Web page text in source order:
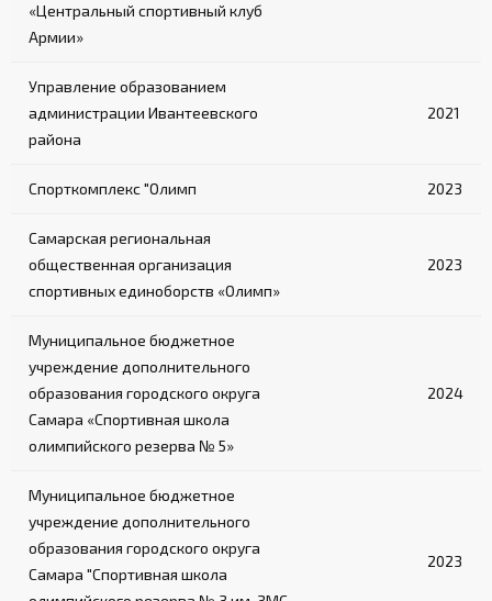
«Центральный спортивный клуб
Армии»
Управление образованием
администрации Ивантеевского
района
2021
Спорткомплекс "Олимп 2023
Самарская региональная
общественная организация
спортивных единоборств «Олимп»
2023
Муниципальное бюджетное
учреждение дополнительного
образования городского округа
Самара «Спортивная школа
олимпийского резерва № 5»
2024
Муниципальное бюджетное
учреждение дополнительного
образования городского округа
Самара "Спортивная школа
2023